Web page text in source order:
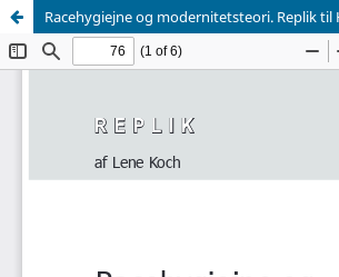
Racehygiejne og modernitetsteori. Replik til